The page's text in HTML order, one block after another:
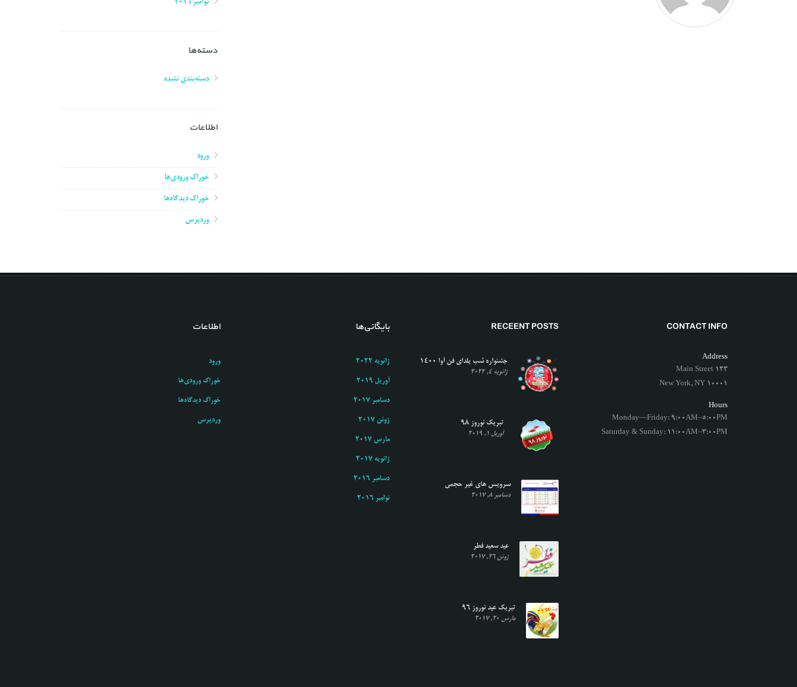
نوامبر 2016
دسته‌ها
دسته‌بندی نشده
اطلاعات
ورود
خوراک ورودی‌ها
خوراک دیدگاه‌ها
وردپرس
CONTACT INFO
Address
123 Main Street
New York, NY 10001
Hours
Monday—Friday: 9:00AM–5:00PM
Saturday & Sunday: 11:00AM–3:00PM
RECEENT POSTS
جشنواره شب یلدای فن آوا ۱۴۰۰
ژانویه 4, 2022
تبریک نوروز ۹۸
آوریل 1, 2019
سرویس های غیر حجمی
دسامبر 8, 2017
عید سعید فطر
ژوئن 26, 2017
تبریک عید نوروز ۹۶
مارس 20, 2017
بایگانی‌ها
ژانویه 2022
آوریل 2019
دسامبر 2017
ژوئن 2017
مارس 2017
ژانویه 2017
دسامبر 2016
نوامبر 2016
اطلاعات
ورود
خوراک ورودی‌ها
خوراک دیدگاه‌ها
وردپرس